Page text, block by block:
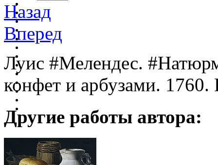
Назад
Вперед
Луис #Мелендес.
конфет и арбузами.
Другие работы автора: